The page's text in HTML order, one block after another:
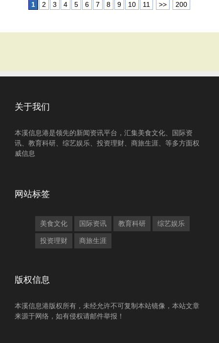
1 2 3 4 5 6 7 8 9 10 11 >> 200
关于我们
本溪信息港是领先的新闻资讯平台，汇集美食文化、国际资
讯、教育科研、综艺娱乐、投资理财、商旅生涯、等多方面权
威信息
网站标签
美食文化 国际资讯 教育科研 综艺娱乐
投资理财 商旅生涯
版权信息
本溪信息港版权所有，未经允许不可复制本站镜像，本站文章
来源于网络，如有侵权请邮件举报！